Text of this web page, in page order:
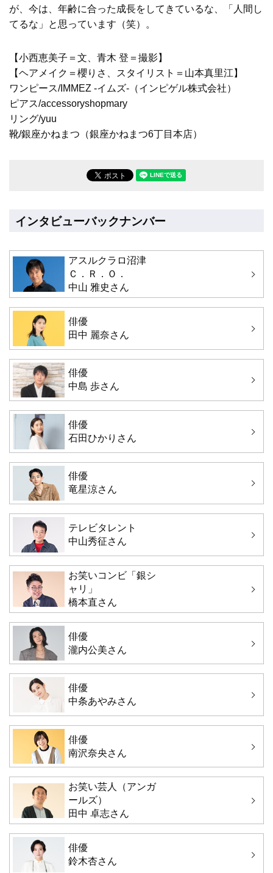
が、今は、年齢に合った成長をしてきているな、「人間し
てるな」と思っています（笑）。
【小西恵美子＝文、青木 登＝撮影】
【ヘアメイク＝櫻りさ、スタイリスト＝山本真里江】
ワンピース/IMMEZ -イムズ-（インピゲル株式会社）
ピアス/accessoryshopmary
リング/yuu
靴/銀座かねまつ（銀座かねまつ6丁目本店）
LINEで送る(別ウィンドウで開
インタビューバックナンバー
アスルクラロ沼津
Ｃ．Ｒ．Ｏ．
中山 雅史さん
俳優
田中 麗奈さん
俳優
中島 歩さん
俳優
石田ひかりさん
俳優
竜星涼さん
テレビタレント
中山秀征さん
お笑いコンビ「銀シ
ャリ」
橋本直さん
俳優
瀧内公美さん
俳優
中条あやみさん
俳優
南沢奈央さん
お笑い芸人（アンガ
ールズ）
田中 卓志さん
俳優
鈴木杏さん